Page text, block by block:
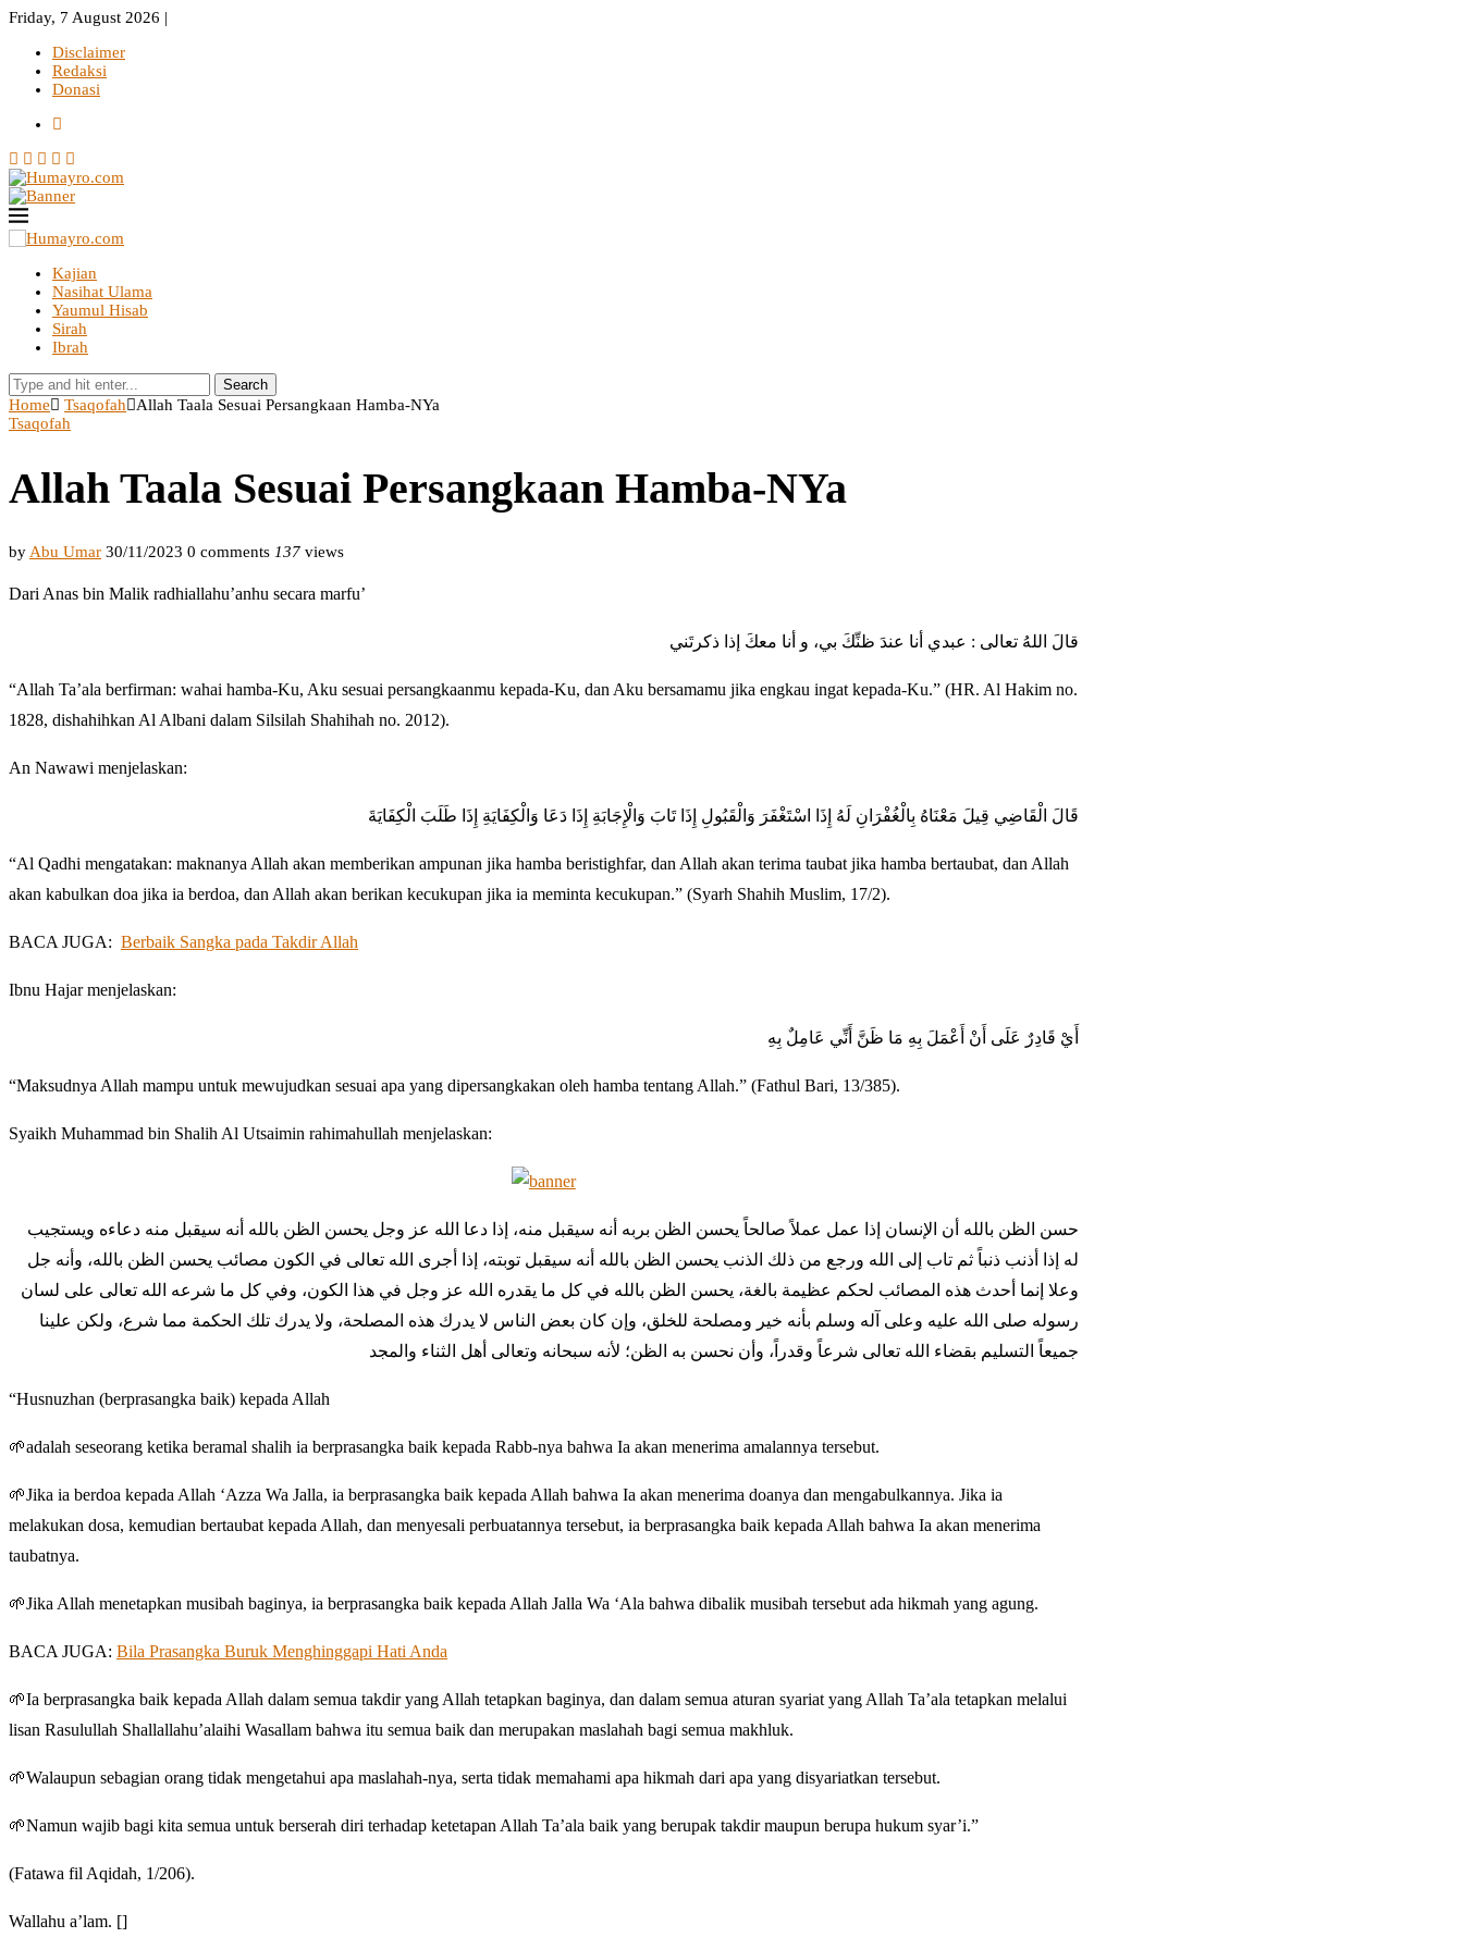
Friday, 7 August 2026 |
Disclaimer
Redaksi
Donasi
Kajian
Nasihat Ulama
Yaumul Hisab
Sirah
Ibrah
Search
Home Tsaqofah
Allah Taala Sesuai Persangkaan Hamba-NYa
Tsaqofah
Allah Taala Sesuai Persangkaan Hamba-NYa
by Abu Umar 30/11/2023 0 comments 137 views
Dari Anas bin Malik radhiallahu’anhu secara marfu’
قالَ اللهُ تعالى : عبدي أنا عندَ ظنِّكَ بي، و أنا معكَ إذا ذكرتَني
“Allah Ta’ala berfirman: wahai hamba-Ku, Aku sesuai persangkaanmu kepada-Ku, dan Aku bersamamu jika engkau ingat kepada-Ku.” (HR. Al Hakim no.
1828, dishahihkan Al Albani dalam Silsilah Shahihah no. 2012).
An Nawawi menjelaskan:
قَالَ الْقَاضِي قِيلَ مَعْنَاهُ بِالْغُفْرَانِ لَهُ إِذَا اسْتَغْفَرَ وَالْقَبُولِ إِذَا تَابَ وَالْإِجَابَةِ إِذَا دَعَا وَالْكِفَايَةِ إِذَا طَلَبَ الْكِفَايَةَ
“Al Qadhi mengatakan: maknanya Allah akan memberikan ampunan jika hamba beristighfar, dan Allah akan terima taubat jika hamba bertaubat, dan Allah
akan kabulkan doa jika ia berdoa, dan Allah akan berikan kecukupan jika ia meminta kecukupan.” (Syarh Shahih Muslim, 17/2).
BACA JUGA: Berbaik Sangka pada Takdir Allah
Ibnu Hajar menjelaskan:
أَيْ قَادِرٌ عَلَى أَنْ أَعْمَلَ بِهِ مَا ظَنَّ أَنِّي عَامِلٌ بِهِ
“Maksudnya Allah mampu untuk mewujudkan sesuai apa yang dipersangkakan oleh hamba tentang Allah.” (Fathul Bari, 13/385).
Syaikh Muhammad bin Shalih Al Utsaimin rahimahullah menjelaskan:
حسن الظن بالله أن الإنسان إذا عمل عملاً صالحاً يحسن الظن بربه أنه سيقبل منه، إذا دعا الله عز وجل يحسن الظن بالله أنه سيقبل منه دعاءه ويستجيب
له إذا أذنب ذنباً ثم تاب إلى الله ورجع من ذلك الذنب يحسن الظن بالله أنه سيقبل توبته، إذا أجرى الله تعالى في الكون مصائب يحسن الظن بالله، وأنه جل
وعلا إنما أحدث هذه المصائب لحكم عظيمة بالغة، يحسن الظن بالله في كل ما يقدره الله عز وجل في هذا الكون، وفي كل ما شرعه الله تعالى على لسان
رسوله صلى الله عليه وعلى آله وسلم بأنه خير ومصلحة للخلق، وإن كان بعض الناس لا يدرك هذه المصلحة، ولا يدرك تلك الحكمة مما شرع، ولكن علينا
جميعاً التسليم بقضاء الله تعالى شرعاً وقدراً، وأن نحسن به الظن؛ لأنه سبحانه وتعالى أهل الثناء والمجد
“Husnuzhan (berprasangka baik) kepada Allah
🌱adalah seseorang ketika beramal shalih ia berprasangka baik kepada Rabb-nya bahwa Ia akan menerima amalannya tersebut.
🌱Jika ia berdoa kepada Allah ‘Azza Wa Jalla, ia berprasangka baik kepada Allah bahwa Ia akan menerima doanya dan mengabulkannya. Jika ia
melakukan dosa, kemudian bertaubat kepada Allah, dan menyesali perbuatannya tersebut, ia berprasangka baik kepada Allah bahwa Ia akan menerima
taubatnya.
🌱Jika Allah menetapkan musibah baginya, ia berprasangka baik kepada Allah Jalla Wa ‘Ala bahwa dibalik musibah tersebut ada hikmah yang agung.
BACA JUGA: Bila Prasangka Buruk Menghinggapi Hati Anda
🌱Ia berprasangka baik kepada Allah dalam semua takdir yang Allah tetapkan baginya, dan dalam semua aturan syariat yang Allah Ta’ala tetapkan melalui
lisan Rasulullah Shallallahu’alaihi Wasallam bahwa itu semua baik dan merupakan maslahah bagi semua makhluk.
🌱Walaupun sebagian orang tidak mengetahui apa maslahah-nya, serta tidak memahami apa hikmah dari apa yang disyariatkan tersebut.
🌱Namun wajib bagi kita semua untuk berserah diri terhadap ketetapan Allah Ta’ala baik yang berupak takdir maupun berupa hukum syar’i.”
(Fatawa fil Aqidah, 1/206).
Wallahu a’lam. []